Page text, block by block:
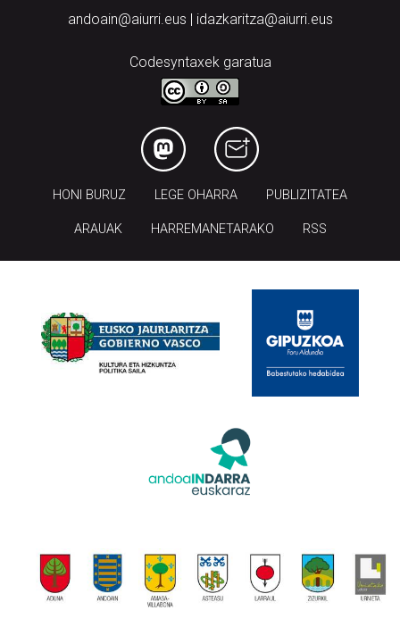
andoain@aiurri.eus | idazkaritza@aiurri.eus
Codesyntaxek garatua
HONI BURUZ LEGE OHARRA PUBLIZITATEA
ARAUAK HARREMANETARAKO RSS